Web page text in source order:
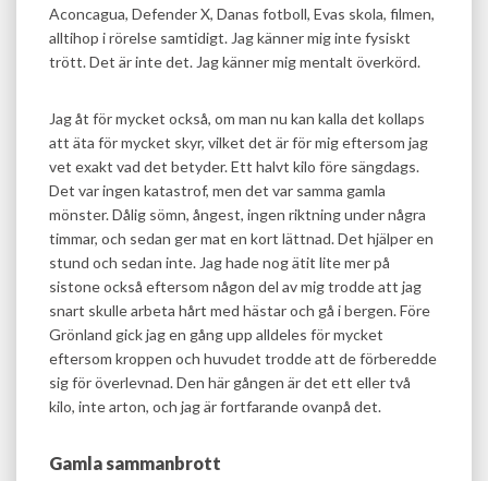
Aconcagua, Defender X, Danas fotboll, Evas skola, filmen,
alltihop i rörelse samtidigt. Jag känner mig inte fysiskt
trött. Det är inte det. Jag känner mig mentalt överkörd.
Jag åt för mycket också, om man nu kan kalla det kollaps
att äta för mycket skyr, vilket det är för mig eftersom jag
vet exakt vad det betyder. Ett halvt kilo före sängdags.
Det var ingen katastrof, men det var samma gamla
mönster. Dålig sömn, ångest, ingen riktning under några
timmar, och sedan ger mat en kort lättnad. Det hjälper en
stund och sedan inte. Jag hade nog ätit lite mer på
sistone också eftersom någon del av mig trodde att jag
snart skulle arbeta hårt med hästar och gå i bergen. Före
Grönland gick jag en gång upp alldeles för mycket
eftersom kroppen och huvudet trodde att de förberedde
sig för överlevnad. Den här gången är det ett eller två
kilo, inte arton, och jag är fortfarande ovanpå det.
Gamla sammanbrott